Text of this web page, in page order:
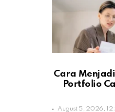
Cara
Portfolio
August 5, 2026,